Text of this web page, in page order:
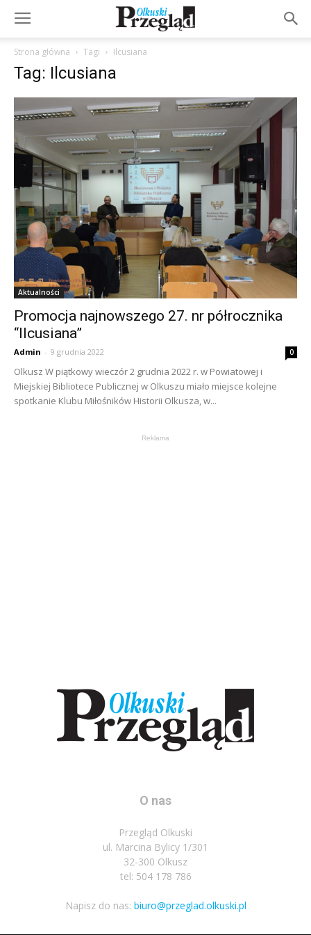
Strona główna Tagi Ilcusiana
Tag: Ilcusiana
Aktualności
Promocja najnowszego 27. nr półrocznika
“Ilcusiana”
Admin - 9 grudnia 2022 0
Olkusz W piątkowy wieczór 2 grudnia 2022 r. w Powiatowej i
Miejskiej Bibliotece Publicznej w Olkuszu miało miejsce kolejne
spotkanie Klubu Miłośników Historii Olkusza, w...
Reklama
O nas
Przegląd Olkuski
ul. Marcina Bylicy 1/301
32-300 Olkusz
tel: 504 178 786
Napisz do nas: biuro@przeglad.olkuski.pl